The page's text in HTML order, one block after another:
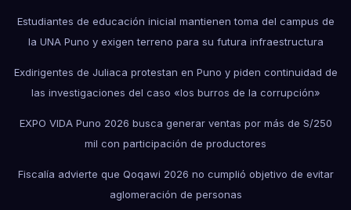
Estudiantes de educación inicial mantienen toma del campus de
la UNA Puno y exigen terreno para su futura infraestructura
Exdirigentes de Juliaca protestan en Puno y piden continuidad de
las investigaciones del caso «los burros de la corrupción»
EXPO VIDA Puno 2026 busca generar ventas por más de S/250
mil con participación de productores
Fiscalía advierte que Qoqawi 2026 no cumplió objetivo de evitar
aglomeración de personas